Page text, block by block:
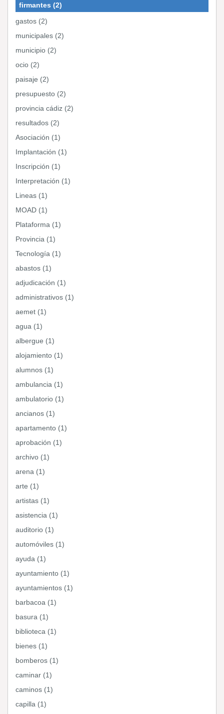
firmantes (2)
gastos (2)
municipales (2)
municipio (2)
ocio (2)
paisaje (2)
presupuesto (2)
provincia cádiz (2)
resultados (2)
Asociación (1)
Implantación (1)
Inscripción (1)
Interpretación (1)
Lineas (1)
MOAD (1)
Plataforma (1)
Provincia (1)
Tecnología (1)
abastos (1)
adjudicación (1)
administrativos (1)
aemet (1)
agua (1)
albergue (1)
alojamiento (1)
alumnos (1)
ambulancia (1)
ambulatorio (1)
ancianos (1)
apartamento (1)
aprobación (1)
archivo (1)
arena (1)
arte (1)
artistas (1)
asistencia (1)
auditorio (1)
automóviles (1)
ayuda (1)
ayuntamiento (1)
ayuntamientos (1)
barbacoa (1)
basura (1)
biblioteca (1)
bienes (1)
bomberos (1)
caminar (1)
caminos (1)
capilla (1)